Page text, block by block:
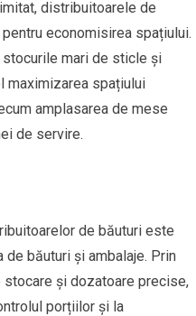
distribuitoarele de
economisirea spațiului.
mari de sticle și
maximizarea spațiului
amplasarea de mese
de servire.
de băuturi este
băuturi și ambalaje. Prin
și dozatoare precise,
porțiilor și la